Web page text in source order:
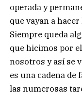
operada y
que vayan a
Siempre queda
que hicimos por
nosotros y así se
es una cadena de
las numerosas